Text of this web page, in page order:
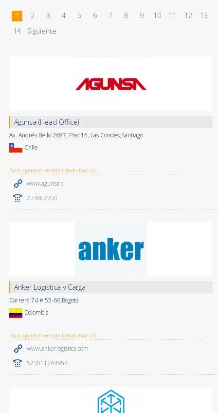
1 2 3 4 5 6 7 8 9 10 11 12
13
14
Siguiente
Agunsa (Head Office)
Av. Andrés Bello 2687, Piso 15, Las Condes,Santiago
Chile
Para aparecer en este listado haz clic
www.agunsa.cl
224602700
Anker Logística y Carga
Carrera 74 # 55-66,Bogotá
Colombia
Para aparecer en este listado haz clic
www.ankerlogistica.com
573011264653